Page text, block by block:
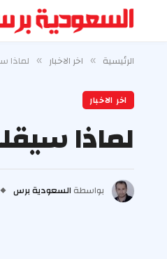
الرئيسية » اخر الاخبار » لماذا
اخر الاخبار
لماذا
بواسطة السعودية برس